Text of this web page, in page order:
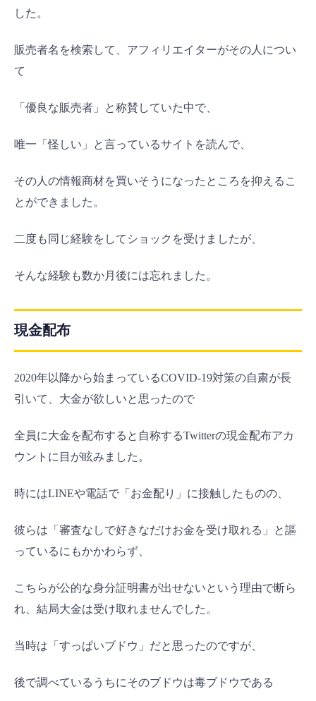
した。
販売者名を検索して、アフィリエイターがその人につい
て
「優良な販売者」と称賛していた中で、
唯一「怪しい」と言っているサイトを読んで、
その人の情報商材を買いそうになったところを抑えるこ
とができました。
二度も同じ経験をしてショックを受けましたが、
そんな経験も数か月後には忘れました。
現金配布
2020年以降から始まっているCOVID-19対策の自粛が長
引いて、大金が欲しいと思ったので
全員に大金を配布すると自称するTwitterの現金配布アカ
ウントに目が眩みました。
時にはLINEや電話で「お金配り」に接触したものの、
彼らは「審査なしで好きなだけお金を受け取れる」と謳
っているにもかかわらず、
こちらが公的な身分証明書が出せないという理由で断ら
れ、結局大金は受け取れませんでした。
当時は「すっぱいブドウ」だと思ったのですが、
後で調べているうちにそのブドウは毒ブドウである